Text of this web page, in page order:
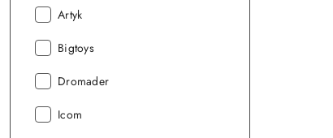
Producent:
Artyk
Producent:
Bigtoys
Producent:
Dromader
Producent:
Icom